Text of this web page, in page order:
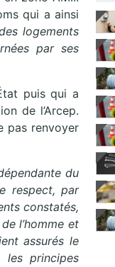
qui a ainsi
logements
par ses
puis qui a
de l’Arcep.
pas renvoyer
du
respect, par
constatés,
l’homme et
assurés le
principes